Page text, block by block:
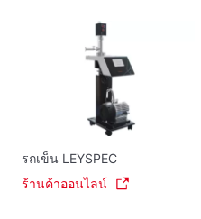
รถเข็น LEYSPEC
ร้านค้าออนไลน์